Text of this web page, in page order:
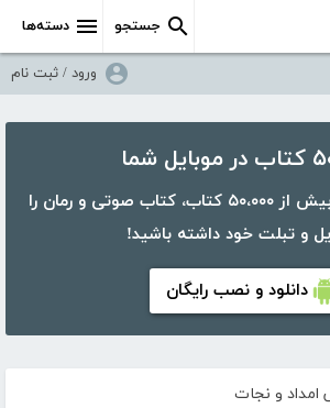
دسته‌ها جستجو
ورود / ثبت نام
شما
با اپلیکیشن کتابراه، بیش از ۵۰،۰۰۰ کتاب، کتاب صوتی و رمان را
و تبلت خود داشته باشید!
دانلود و نصب رایگان
و نجات